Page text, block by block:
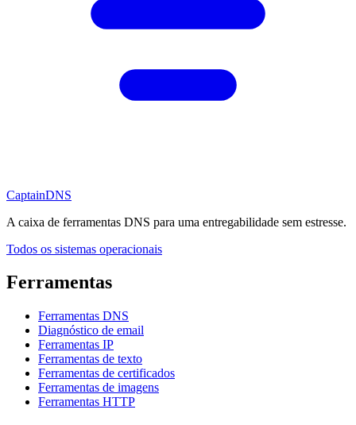
CaptainDNS
A caixa de ferramentas DNS para uma entregabilidade sem estresse.
Todos os sistemas operacionais
Ferramentas
Ferramentas DNS
Diagnóstico de email
Ferramentas IP
Ferramentas de texto
Ferramentas de certificados
Ferramentas de imagens
Ferramentas HTTP